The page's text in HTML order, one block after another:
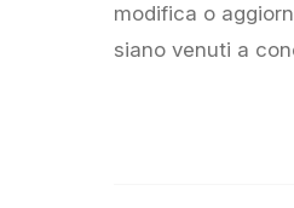
modifica o
siano venuti a